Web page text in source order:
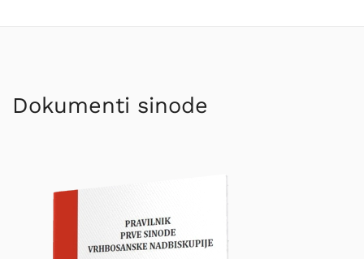
Dokumenti sinode